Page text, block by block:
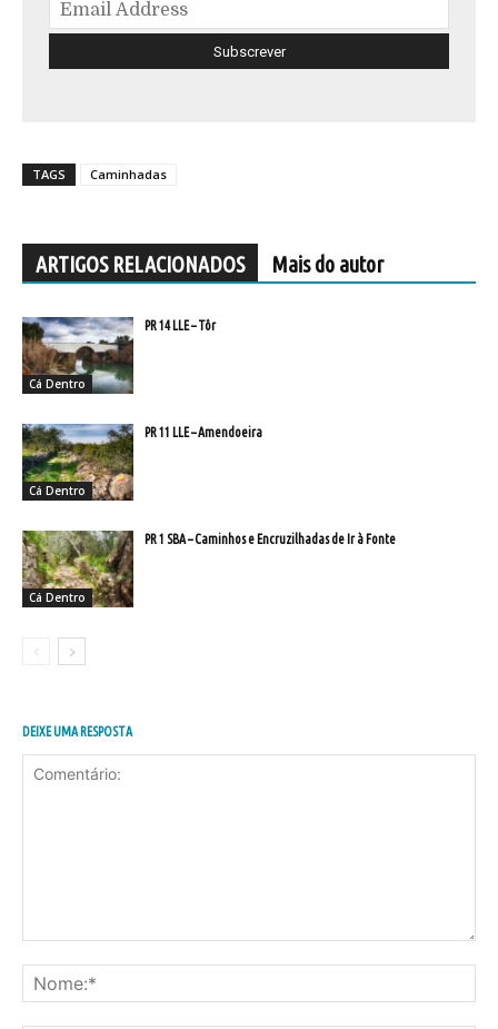
TAGS Caminhadas
ARTIGOS RELACIONADOS Mais do autor
Cá Dentro
PR 14 LLE – Tôr
Cá Dentro
PR 11 LLE – Amendoeira
Cá Dentro
PR 1 SBA – Caminhos e Encruzilhadas de Ir à Fonte
DEIXE UMA RESPOSTA